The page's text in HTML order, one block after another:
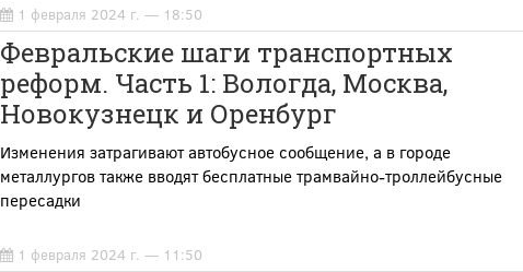
1 февраля 2024 г. — 18:50
Февральские шаги транспортных
реформ. Часть 1: Вологда, Москва,
Новокузнецк и Оренбург
Изменения затрагивают автобусное сообщение, а в городе
металлургов также вводят бесплатные трамвайно-троллейбусные
пересадки
1 февраля 2024 г. — 11:50